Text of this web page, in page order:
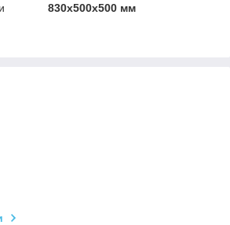
830x500x500 мм